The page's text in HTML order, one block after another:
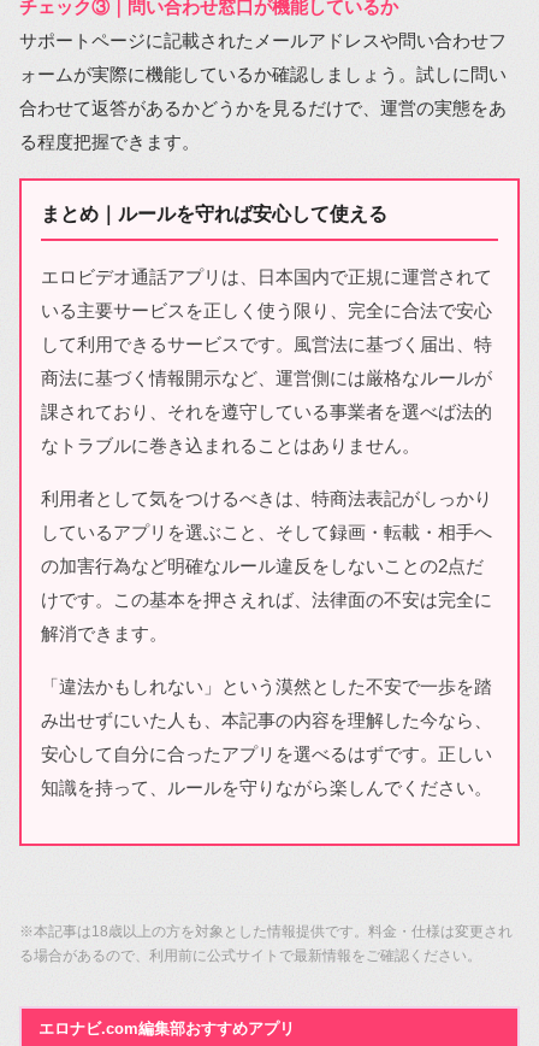
チェック③｜問い合わせ窓口が機能しているか
サポートページに記載されたメールアドレスや問い合わせフ
ォームが実際に機能しているか確認しましょう。試しに問い
合わせて返答があるかどうかを見るだけで、運営の実態をあ
る程度把握できます。
まとめ｜ルールを守れば安心して使える
エロビデオ通話アプリは、日本国内で正規に運営されて
いる主要サービスを正しく使う限り、完全に合法で安心
して利用できるサービスです。風営法に基づく届出、特
商法に基づく情報開示など、運営側には厳格なルールが
課されており、それを遵守している事業者を選べば法的
なトラブルに巻き込まれることはありません。
利用者として気をつけるべきは、特商法表記がしっかり
しているアプリを選ぶこと、そして録画・転載・相手へ
の加害行為など明確なルール違反をしないことの2点だ
けです。この基本を押さえれば、法律面の不安は完全に
解消できます。
「違法かもしれない」という漠然とした不安で一歩を踏
み出せずにいた人も、本記事の内容を理解した今なら、
安心して自分に合ったアプリを選べるはずです。正しい
知識を持って、ルールを守りながら楽しんでください。
※本記事は18歳以上の方を対象とした情報提供です。料金・仕様は変更され
る場合があるので、利用前に公式サイトで最新情報をご確認ください。
エロナビ.com編集部おすすめアプリ